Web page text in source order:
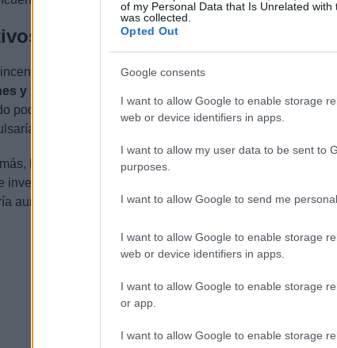
of my Personal Data that Is Unrelated
was collected.
Opted Out
Google consents
I want to allow Google to enable storage
web or device identifiers in apps.
I want to allow my user data to be sent to
purposes.
I want to allow Google to send me
I want to allow Google to enable storage
web or device identifiers in apps.
I want to allow Google to enable storage
or app.
I want to allow Google to enable storage
económicos
incentivos económicos también juegan un papel crucial. La
y servicios
podría recuperar el acceso sin restricciones al mercado
su economía.
la inversión extranjeraes otro factor importante. La
inversiones debido a la estabilidad y las oportunidades de
aumentar la confianza de los inversores y estimular el